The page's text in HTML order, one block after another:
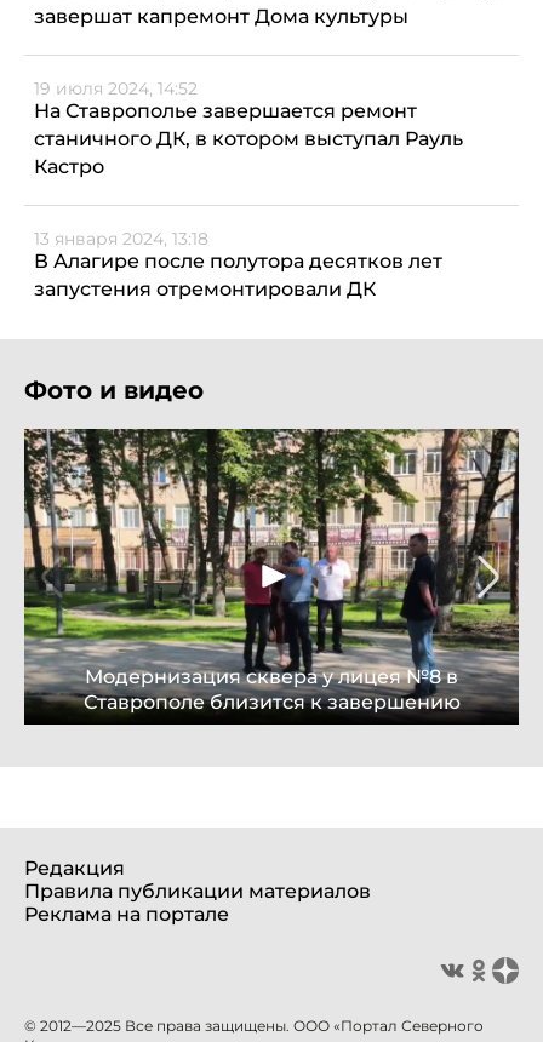
завершат капремонт Дома культуры
19 июля 2024, 14:52
На Ставрополье завершается ремонт
станичного ДК, в котором выступал Рауль
Кастро
13 января 2024, 13:18
В Алагире после полутора десятков лет
запустения отремонтировали ДК
Фото и видео
Модернизация сквера у лицея №8 в
Ставрополе близится к завершению
Редакция
Правила публикации материалов
Реклама на портале
© 2012—2025 Все права защищены. ООО «Портал Северного